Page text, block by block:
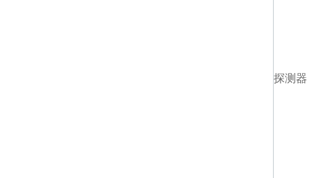
探测器